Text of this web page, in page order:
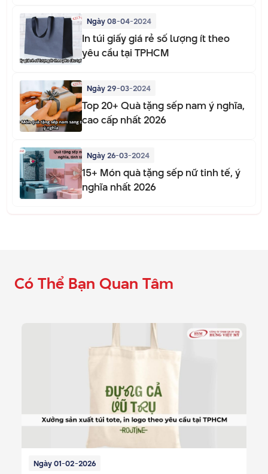
Ngày 08-04-2024
In túi giấy giá rẻ số lượng ít theo
yêu cầu tại TPHCM
Ngày 29-03-2024
Top 20+ Quà tặng sếp nam ý nghĩa,
cao cấp nhất 2026
Ngày 26-03-2024
15+ Món quà tặng sếp nữ tinh tế, ý
nghĩa nhất 2026
Có Thể Bạn Quan Tâm
Ngày 01-02-2026